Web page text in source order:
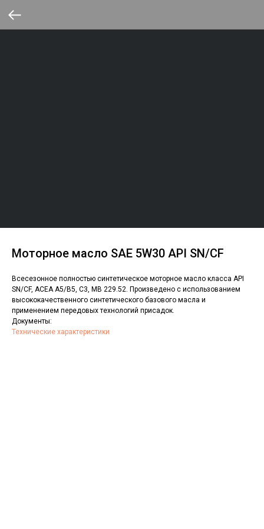
Моторное масло SAE 5W30 API SN/CF
Всесезонное полностью синтетическое моторное масло класса API
SN/CF, ACEA A5/B5, С3, MB 229.52. Произведено с использованием
высококачественного синтетического базового масла и
применением передовых технологий присадок.
Документы:
Технические характеристики